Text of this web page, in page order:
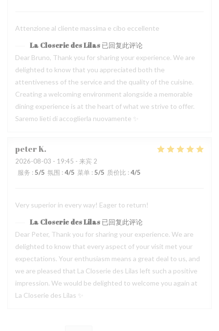
Attenzione al cliente massima e cibo eccellente
La Closerie des Lilas 已回复此评论
Dear Bruno, Thank you for sharing your experience. We are
delighted to know that you appreciated both the
attentiveness of the service and the quality of the cuisine.
Creating a welcoming environment alongside a memorable
dining experience is at the heart of what we strive to offer.
Saremo lieti di accoglierla nuovamente ✨
peterK
2026-08-03 - 19:45 - 来宾 2
服务 : 5/5 氛围 : 4/5 菜单 : 5/5 质价比 : 4/5
Very superior in every way! Eager to return!
La Closerie des Lilas 已回复此评论
Dear Peter, Thank you for sharing your experience. We are
delighted to know that every aspect of your visit met your
expectations. Your enthusiasm means a great deal to us, and
we are pleased that La Closerie des Lilas left such a positive
impression. We would be delighted to welcome you again at
La Closerie des Lilas ✨